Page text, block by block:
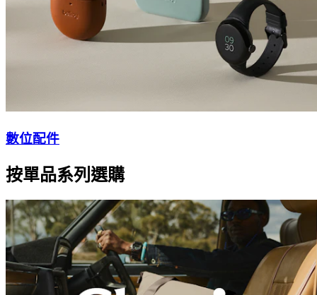
數位配件
按單品系列選購